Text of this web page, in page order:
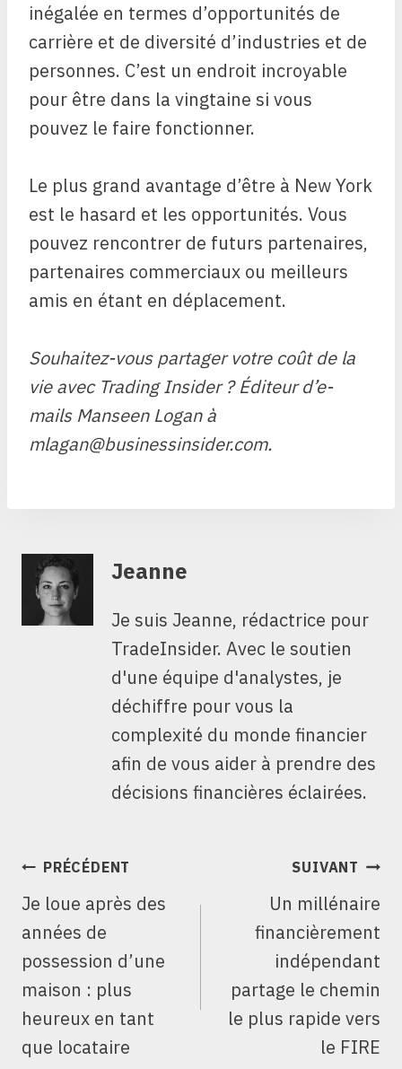
inégalée en termes d’opportunités de
carrière et de diversité d’industries et de
personnes. C’est un endroit incroyable
pour être dans la vingtaine si vous
pouvez le faire fonctionner.
Le plus grand avantage d’être à New York
est le hasard et les opportunités. Vous
pouvez rencontrer de futurs partenaires,
partenaires commerciaux ou meilleurs
amis en étant en déplacement.
Souhaitez-vous partager votre coût de la
vie avec Trading Insider ? Éditeur d’e-
mails Manseen Logan à
mlagan@businessinsider.com.
Jeanne
Je suis Jeanne, rédactrice pour
TradeInsider. Avec le soutien
d'une équipe d'analystes, je
déchiffre pour vous la
complexité du monde financier
afin de vous aider à prendre des
décisions financières éclairées.
NAVIGATION
L’ARTICLE
PRÉCÉDENT
Je loue après des
années de
possession d’une
maison : plus
heureux en tant
que locataire
SUIVANT
Un millénaire
financièrement
indépendant
partage le chemin
le plus rapide vers
le FIRE